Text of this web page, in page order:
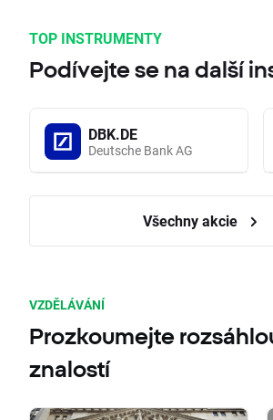
TOP INSTRUMENTY
Podívejte se na další
DBK.DE
Deutsche Bank AG
Všechny akcie
VZDĚLÁVÁNÍ
Prozkoumejte
znalostí